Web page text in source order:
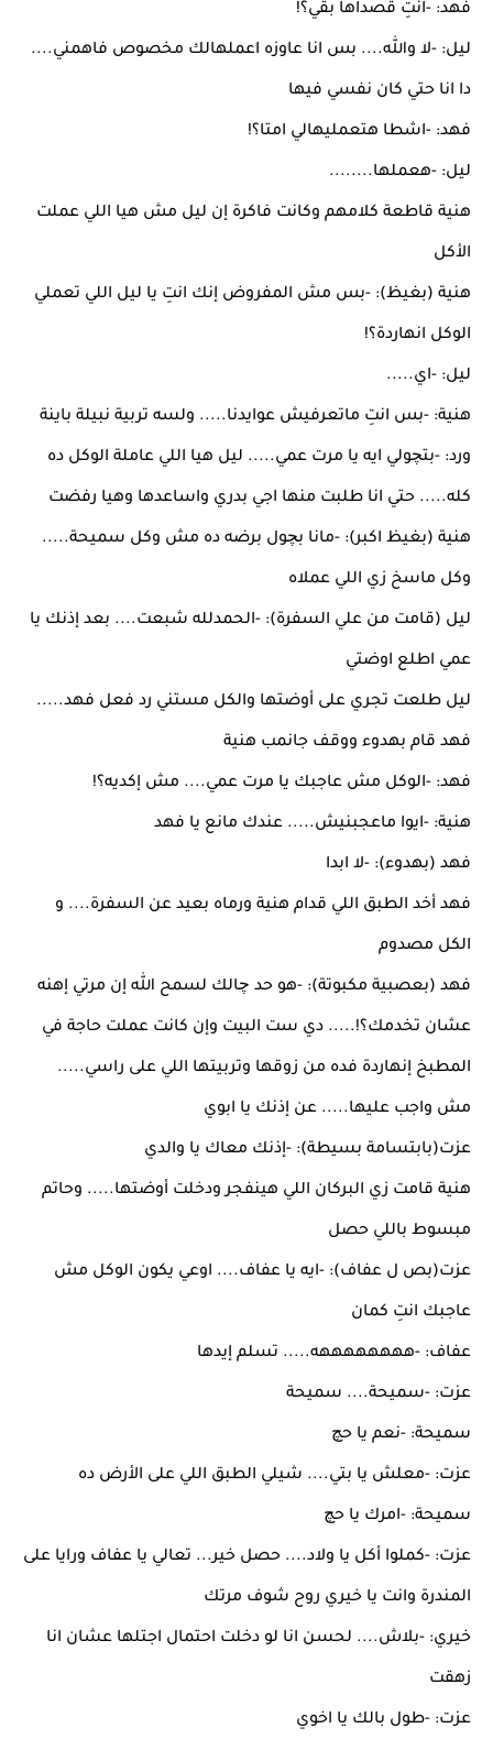
فهد: -انتِ قصداها بقي؟!
ليل: -لا والله.... بس انا عاوزه اعملهالك مخصوص فاهمني....
دا انا حتي كان نفسي فيها
فهد: -اشطا هتعمليهالي امتا؟!
ليل: -هعملها........
هنية قاطعة كلامهم وكانت فاكرة إن ليل مش هيا اللي عملت
الأكل
هنية (بغيظ): -بس مش المفروض إنك انتِ يا ليل اللي تعملي
الوكل انهاردة؟!
ليل: -اي.....
هنية: -بس انتِ ماتعرفيش عوايدنا..... ولسه تربية نبيلة باينة
ورد: -بتچولي ايه يا مرت عمي..... ليل هيا اللي عاملة الوكل ده
كله..... حتي انا طلبت منها اجي بدري واساعدها وهيا رفضت
هنية (بغيظ اكبر): -مانا بچول برضه ده مش وكل سميحة.....
وكل ماسخ زي اللي عملاه
ليل (قامت من علي السفرة): -الحمدلله شبعت.... بعد إذنك يا
عمي اطلع اوضتي
ليل طلعت تجري على أوضتها والكل مستني رد فعل فهد.....
فهد قام بهدوء ووقف جانمب هنية
فهد: -الوكل مش عاجبك يا مرت عمي.... مش إكديه؟!
هنية: -ايوا ماعجبنيش..... عندك مانع يا فهد
فهد (بهدوء): -لا ابدا
فهد أخد الطبق اللي قدام هنية ورماه بعيد عن السفرة.... و
الكل مصدوم
فهد (بعصبية مكبوتة): -هو حد چالك لسمح الله إن مرتي إهنه
عشان تخدمك؟!..... دي ست البيت وإن كانت عملت حاجة في
المطبخ إنهاردة فده من زوقها وتربيتها اللي على راسي.....
مش واجب عليها..... عن إذنك يا ابوي
عزت(بابتسامة بسيطة): -إذنك معاك يا والدي
هنية قامت زي البركان اللي هينفجر ودخلت أوضتها..... وحاتم
مبسوط باللي حصل
عزت(بص ل عفاف): -ايه يا عفاف.... اوعي يكون الوكل مش
عاجبك انتِ كمان
عفاف: -ههههههههه..... تسلم إيدها
عزت: -سميحة.... سميحة
سميحة: -نعم يا حچ
عزت: -معلش يا بتي.... شيلي الطبق اللي على الأرض ده
سميحة: -امرك يا حچ
عزت: -كملوا أكل يا ولاد.... حصل خير... تعالي يا عفاف ورايا على
المندرة وانت يا خيري روح شوف مرتك
خيري: -بلاش.... لحسن انا لو دخلت احتمال اجتلها عشان انا
زهقت
عزت: -طول بالك يا اخوي